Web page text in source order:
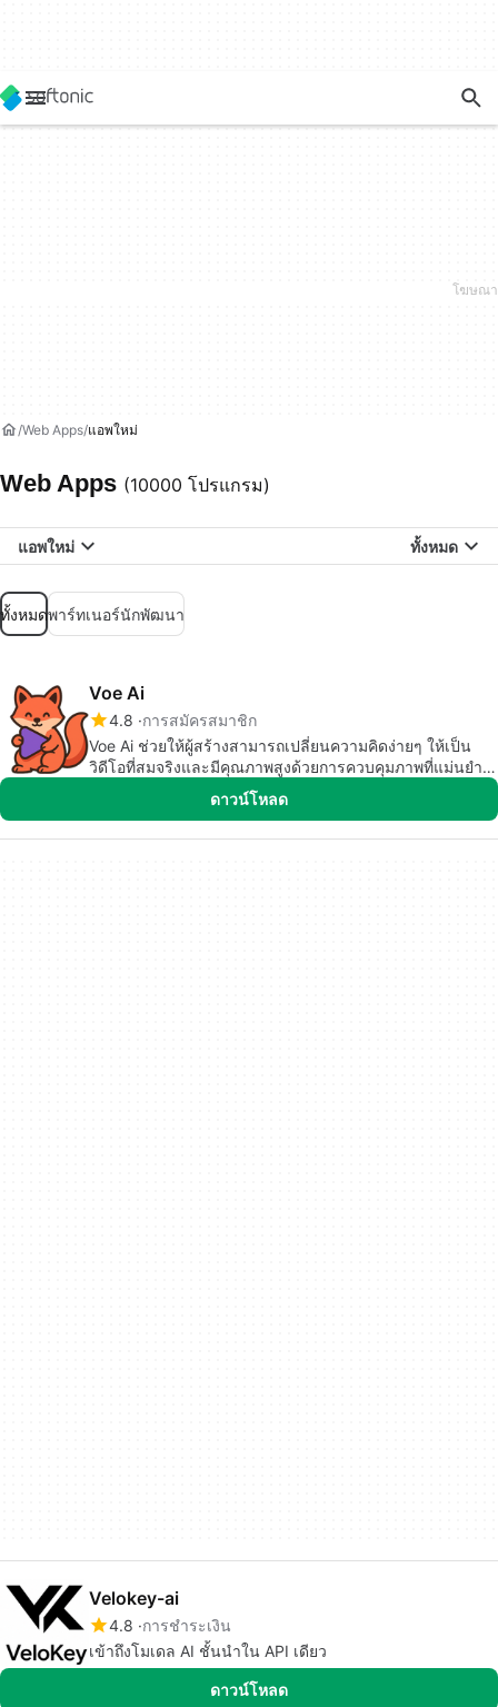
Web Apps แอพใหม่
Web Apps (10000 โปรแกรม)
แอพใหม่ ทั้งหมด
ทั้งหมดพาร์ทเนอร์นักพัฒนา
Voe Ai
4.8 การสมัครสมาชิก
Voe Ai ช่วยให้ผู้สร้างสามารถเปลี่ยนความคิดง่ายๆ ให้เป็น
วิดีโอที่สมจริงและมีคุณภาพสูงด้วยการควบคุมภาพที่แม่นยำ
ดาวน์โหลด
Velokey-ai
4.8 การชำระเงิน
เข้าถึงโมเดล AI ชั้นนำใน API เดียว
ดาวน์โหลด